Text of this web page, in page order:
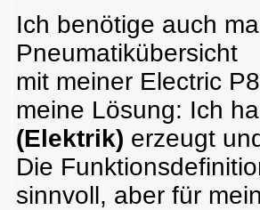
Ich benötige auch
Pneumatikübersicht
mit meiner Electric
meine Lösung: Ich
(Elektrik) erzeugt
Die
sinnvoll, aber für